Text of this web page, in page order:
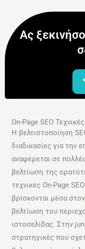
Ας
On-Page SEO Τεχνικές
Η βελτιστοποίηση
διαδικασίες για την
αναφέρεται σε
βελτίωση της
τεχνικές On-Page
βρίσκονται μέσα
βελτίωση του
ιστοσελίδας. Στην
στρατηγικές που